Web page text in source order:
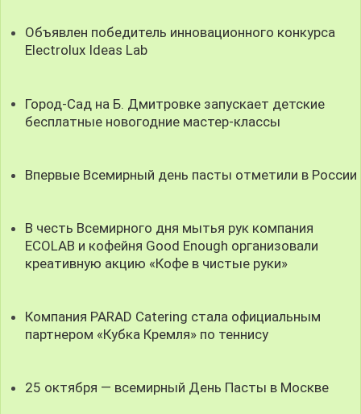
Объявлен победитель инновационного конкурса
Electrolux Ideas Lab
Город-Сад на Б. Дмитровке запускает детские
бесплатные новогодние мастер-классы
Впервые Всемирный день пасты отметили в России
В честь Всемирного дня мытья рук компания
ECOLAB и кофейня Good Enough организовали
креативную акцию «Кофе в чистые руки»
Компания PARAD Catering стала официальным
партнером «Кубка Кремля» по теннису
25 октября — всемирный День Пасты в Москве